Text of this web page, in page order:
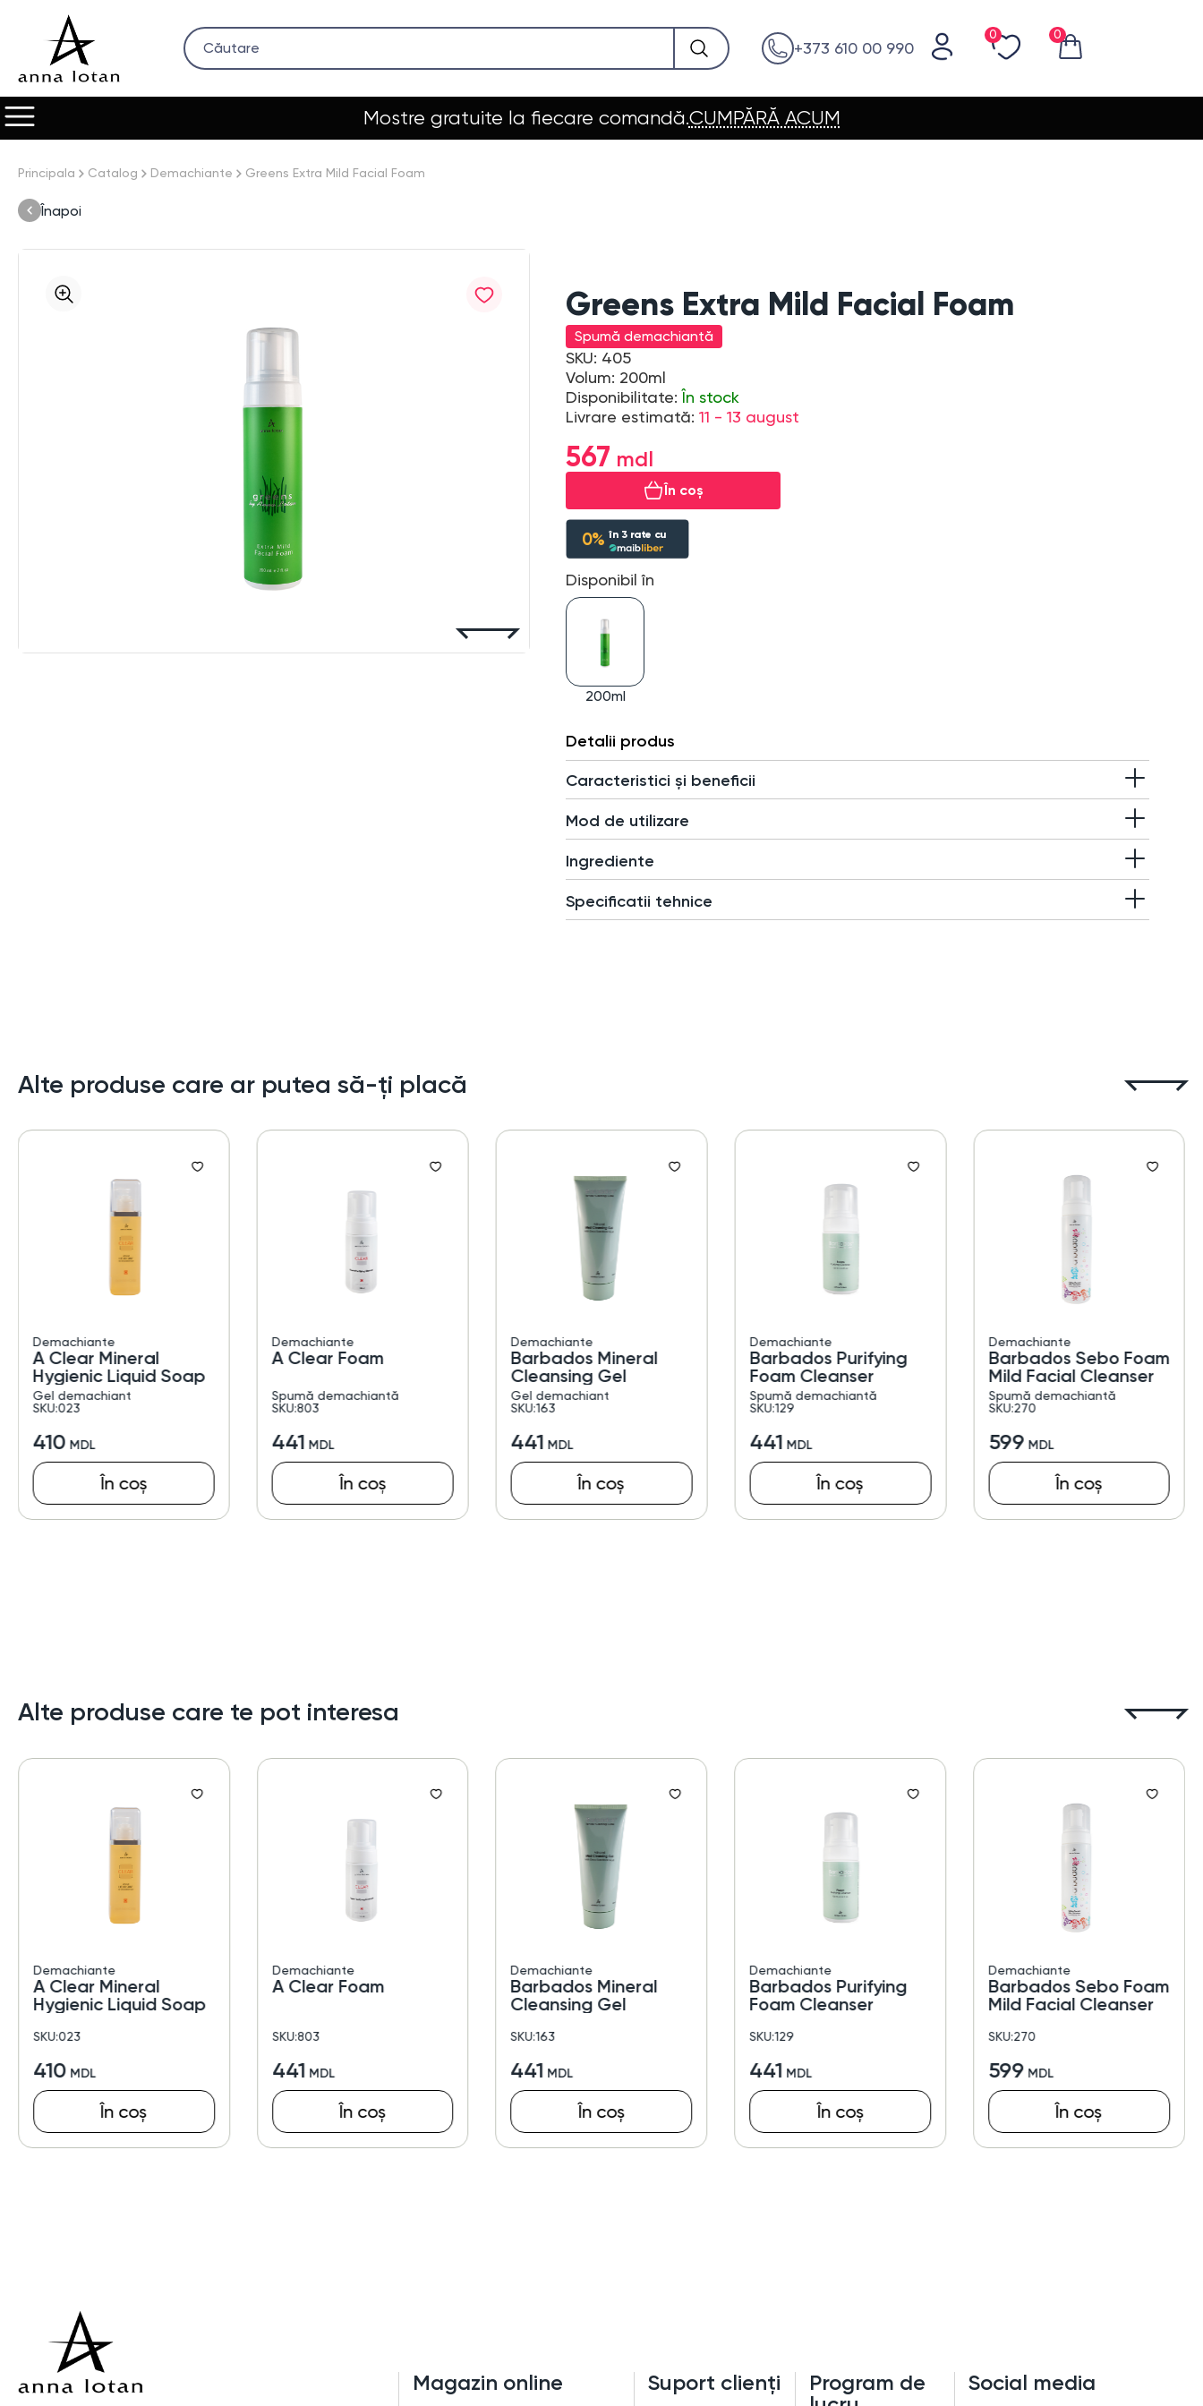
+373 610 00 990
0 0
Mostre gratuite la fiecare comandă.CUMPĂRĂ ACUM
Principala Catalog Demachiante Greens Extra Mild Facial Foam
Înapoi
Greens Extra Mild Facial Foam
Spumă demachiantă
SKU: 405
Volum: 200ml
Disponibilitate:În stock
Livrare estimată: 11 - 13 august
567
În coș
0% în 3rate cu
Disponibil în
200ml
Detalii produs
Caracteristici și beneficii
Mod de utilizare
Ingrediente
Specificatii tehnice
Alte produse care ar putea să-ți placă
Demachiante
A Clear Mineral
Hygienic Liquid Soap
Gel demachiant
SKU:023
410
În coș
Demachiante
A Clear Foam
Spumă demachiantă
SKU:803
441
În coș
Demachiante
Barbados Mineral
Cleansing Gel
Gel demachiant
SKU:163
441
În coș
Demachiante
Barbados Purifying
Foam Cleanser
Spumă demachiantă
SKU:129
441
În coș
Demachiante
Barbados Sebo Foam
Mild Facial Cleanser
Spumă demachiantă
SKU:270
599
În coș
Alte produse care te pot interesa
Demachiante
A Clear Mineral
Hygienic Liquid Soap
SKU:023
410
În coș
Demachiante
A Clear Foam
SKU:803
441
În coș
Demachiante
Barbados Mineral
Cleansing Gel
SKU:163
441
În coș
Demachiante
Barbados Purifying
Foam Cleanser
SKU:129
441
În coș
Demachiante
Barbados Sebo Foam
Mild Facial Cleanser
SKU:270
599
În coș
Magazin online Suport clienți
Program de
Social media